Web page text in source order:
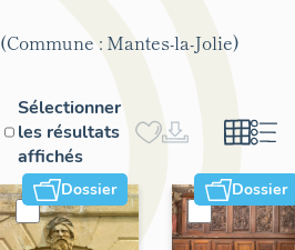
(Commune : Mantes-la-Jolie)
Sélectionner
les résultats
affichés
Dossier Dossier